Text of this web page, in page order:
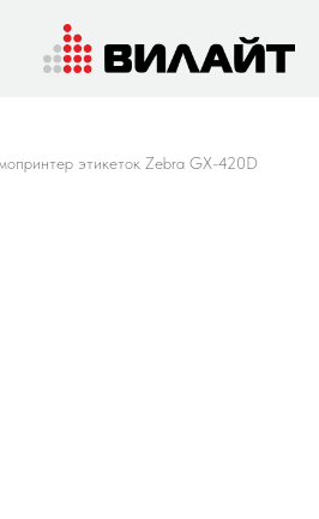
этикеток Zebra GX-420D